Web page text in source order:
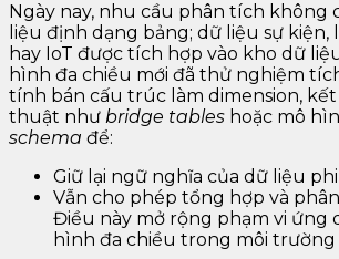
Ngày nay, nhu cầu phân tích không
liệu định dạng bảng; dữ liệu sự kiện,
hay IoT được tích hợp vào kho dữ
hình đa chiều mới đã thử nghiệm
tính bán cấu trúc làm dimension,
thuật như bridge tables hoặc mô
schema để:
Giữ lại ngữ nghĩa của dữ liệu
Vẫn cho phép tổng hợp và
Điều này mở rộng phạm vi ứng
hình đa chiều trong môi trường